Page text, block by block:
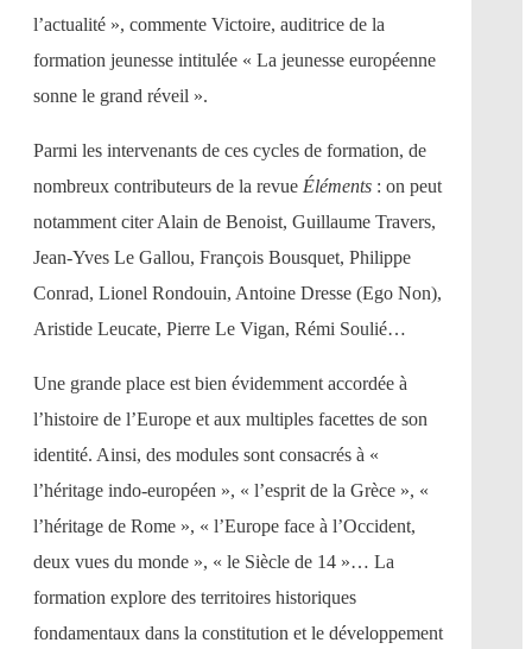
l’actualité », commente Victoire, auditrice de la
formation jeunesse intitulée « La jeunesse européenne
sonne le grand réveil ».
Parmi les intervenants de ces cycles de formation, de
nombreux contributeurs de la revue Éléments : on peut
notamment citer Alain de Benoist, Guillaume Travers,
Jean-Yves Le Gallou, François Bousquet, Philippe
Conrad, Lionel Rondouin, Antoine Dresse (Ego Non),
Aristide Leucate, Pierre Le Vigan, Rémi Soulié…
Une grande place est bien évidemment accordée à
l’histoire de l’Europe et aux multiples facettes de son
identité. Ainsi, des modules sont consacrés à «
l’héritage indo-européen », « l’esprit de la Grèce », «
l’héritage de Rome », « l’Europe face à l’Occident,
deux vues du monde », « le Siècle de 14 »… La
formation explore des territoires historiques
fondamentaux dans la constitution et le développement